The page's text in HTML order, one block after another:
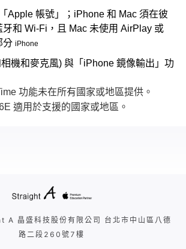
帳號」；iPhone 和 Mac 須在彼
牙和 Wi-Fi，且 Mac 未使用 AirPlay 或
分 iPhone
機和麥克風) 與「iPhone 鏡像輸出」功
能未在所有國家或地區提供。
用於支援的國家或地區。
晶盛科技股份有限公司 台北市中山區八德
路二段260號7樓